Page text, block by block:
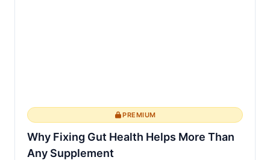
PREMIUM
Why Fixing Gut Health Helps More Than
Any Supplement